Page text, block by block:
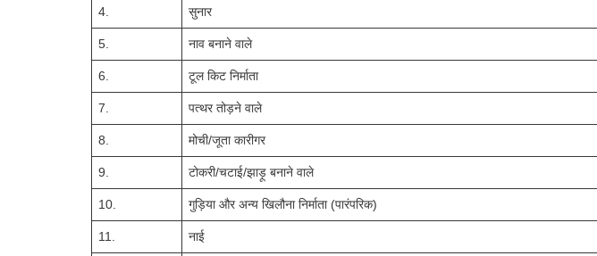
4. सुनार
5. नाव बनाने वाले
6. टूल किट निर्माता
7. पत्थर तोड़ने वाले
8. मोची/जूता कारीगर
9. टोकरी/चटाई/झाड़ू बनाने वाले
10. गुड़िया और अन्य खिलौना निर्माता (पारंपरिक)
11. नाई